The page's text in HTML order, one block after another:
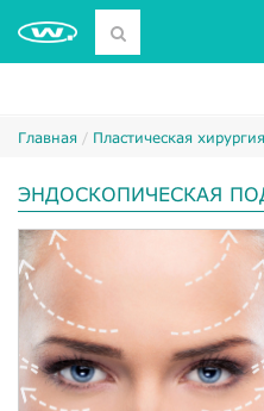
Главная Пластическая хирургия
ЭНДОСКОПИЧЕСКАЯ